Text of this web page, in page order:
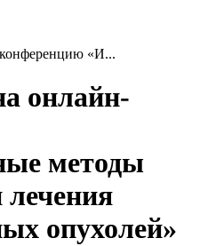
«И...
онлайн-
методы
лечения
опухолей»